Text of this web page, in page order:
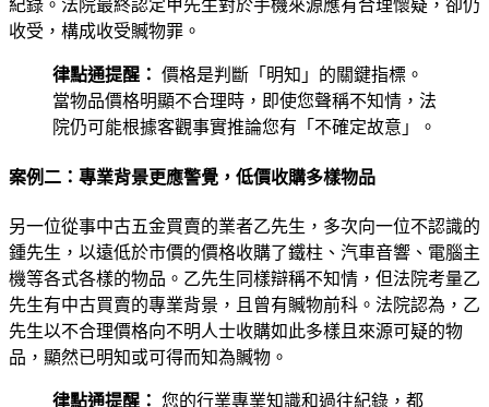
紀錄。法院最終認定甲先生對於手機來源應有合理懷疑，卻仍
收受，構成收受贓物罪。
律點通提醒： 價格是判斷「明知」的關鍵指標。
當物品價格明顯不合理時，即使您聲稱不知情，法
院仍可能根據客觀事實推論您有「不確定故意」。
案例二：專業背景更應警覺，低價收購多樣物品
另一位從事中古五金買賣的業者乙先生，多次向一位不認識的
鍾先生，以遠低於市價的價格收購了鐵柱、汽車音響、電腦主
機等各式各樣的物品。乙先生同樣辯稱不知情，但法院考量乙
先生有中古買賣的專業背景，且曾有贓物前科。法院認為，乙
先生以不合理價格向不明人士收購如此多樣且來源可疑的物
品，顯然已明知或可得而知為贓物。
律點通提醒： 您的行業專業知識和過往紀錄，都